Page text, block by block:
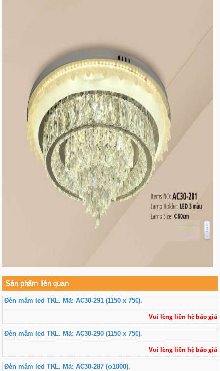
Sản phẩm liên quan
Đèn mâm led TKL. Mã: AC30-291 (1150 x 750).
Vui lòng liên hệ báo giá
Đèn mâm led TKL. Mã: AC30-290 (1150 x 750).
Vui lòng liên hệ báo giá
Đèn mâm led TKL. Mã: AC30-287 (ɸ1000).